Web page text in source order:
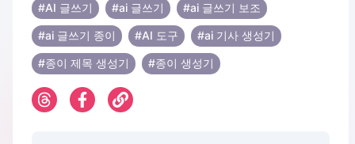
#AI 글쓰기 #ai 글쓰기 #ai 글쓰기 보조
#ai 글쓰기 종이 #AI 도구 #ai 기사 생성기
#종이 제목 생성기 #종이 생성기